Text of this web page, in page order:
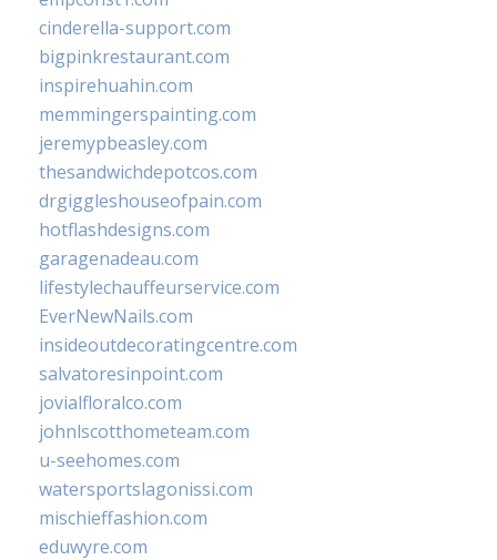
cinderella-support.com
bigpinkrestaurant.com
inspirehuahin.com
memmingerspainting.com
jeremypbeasley.com
thesandwichdepotcos.com
drgiggleshouseofpain.com
hotflashdesigns.com
garagenadeau.com
lifestylechauffeurservice.com
EverNewNails.com
insideoutdecoratingcentre.com
salvatoresinpoint.com
jovialfloralco.com
johnlscotthometeam.com
u-seehomes.com
watersportslagonissi.com
mischieffashion.com
eduwyre.com